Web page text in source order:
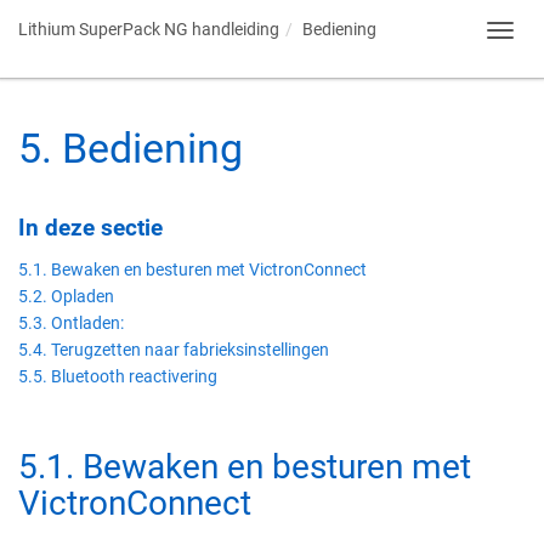
Lithium SuperPack NG handleiding Bediening
5. Bediening
In deze sectie
5.1. Bewaken en besturen met VictronConnect
5.2. Opladen
5.3. Ontladen:
5.4. Terugzetten naar fabrieksinstellingen
5.5. Bluetooth reactivering
5.1 . Bewaken en besturen met
VictronConnect